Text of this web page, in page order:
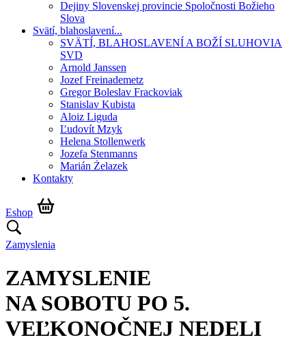
Dejiny Slovenskej provincie Spoločnosti Božieho
Slova
Svätí, blahoslavení...
SVÄTÍ, BLAHOSLAVENÍ A BOŽÍ SLUHOVIA
SVD
Arnold Janssen
Jozef Freinademetz
Gregor Boleslav Frackoviak
Stanislav Kubista
Aloiz Liguda
Ľudovít Mzyk
Helena Stollenwerk
Jozefa Stenmanns
Marián Żelazek
Kontakty
Eshop
Zamyslenia
ZAMYSLENIE
NA SOBOTU PO 5.
VEĽKONOČNEJ NEDELI